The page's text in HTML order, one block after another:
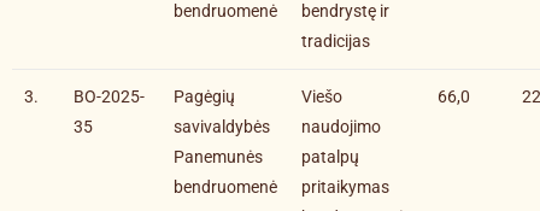
bendruomenė
bendrystę ir
tradicijas
3.
BO-2025-
35
Pagėgių
savivaldybės
Panemunės
bendruomenė
Viešo
naudojimo
patalpų
pritaikymas
66,0